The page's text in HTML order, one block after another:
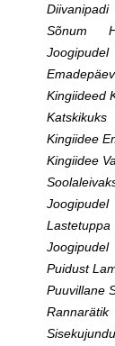
Diivanipadi
Sõnum
Joogipudel
Kingiideed
Katskikuks
Kingiidee
Kingiidee
Joogipudel
Lastetuppa
Joogipudel
Puidust
Puuvillane
Rannarätik